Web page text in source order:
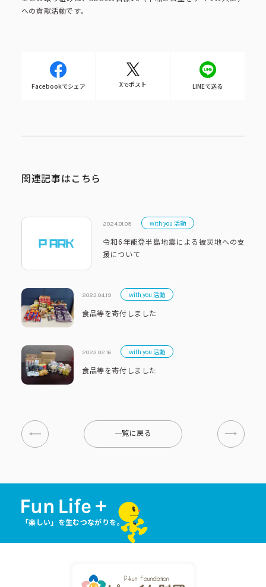
への貢献活動です。
Facebookでシェア Xでポスト LINEで送る
関連記事はこちら
2024.01.09 with you 活動
令和6年能登半島地震による被災地への支
援について
2023.04.19 with you 活動
食品等を寄付しました
2023.02.16 with you 活動
食品等を寄付しました
一覧に戻る
「楽しい」を生むつながりを。